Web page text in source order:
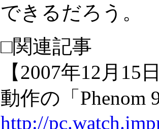
できるだろう。
□関連記事
【2007年12月15
動作の「Phenom
http://